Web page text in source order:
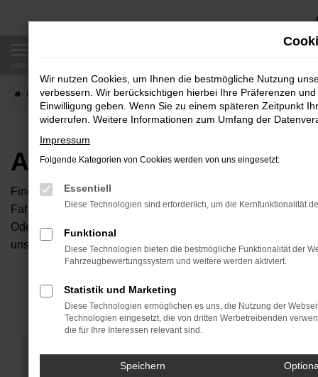
Zum
Startseite Fahrzeugangebote Autobörse
Autobörse
Finden Sie Ihren neuen Traumwagen bei uns. Dafür haben
Fahrzeuge an, die bei uns auf dem Hof stehen. Dann
Oder Sie klicken auf den Button Autobörse und Sie haben
unserem Händlernetzwerk. Diese Fahrzeuge können wir
Fehler: Network Error
Wir nutzen Cookies, um Ihnen die bestmögliche Nutzung
verbessern. Wir berücksichtigen hierbei Ihre Präferenzen
Einwilligung geben. Wenn Sie zu einem späteren Zeitpunkt
widerrufen. Weitere Informationen zum Umfang der
Impressum
Folgende Kategorien von Cookies werden von uns eingesetzt:
Essentiell
Diese Technologien sind erforderlich, um die Kernfunktionalität
Funktional
Diese Technologien bieten die bestmögliche Funktionalität der
Fahrzeugbewertungssystem und weitere werden aktiviert.
Statistik und Marketing
Diese Technologien ermöglichen es uns, die Nutzung der
Technologien eingesetzt, die von dritten Werbetreibenden
die für Ihre Interessen relevant sind.
Speichern